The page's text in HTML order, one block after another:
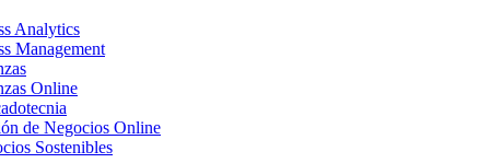
Analytics
Management
Online
de Negocios Online
Sostenibles